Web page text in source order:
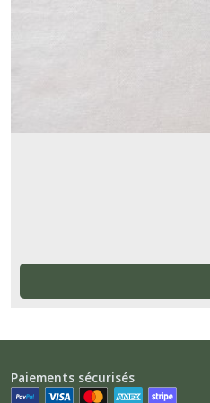
Paiements sécurisés